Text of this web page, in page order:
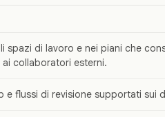
spazi di lavoro e nei piani che
collaboratori esterni.
e flussi di revisione supportati sui